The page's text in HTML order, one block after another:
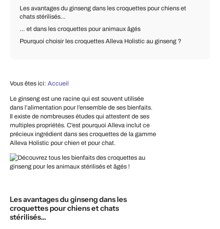
Les avantages du ginseng dans les croquettes pour chiens et
chats stérilisés…
… et dans les croquettes pour animaux âgés
Pourquoi choisir les croquettes Alleva Holistic au ginseng ?
Vous êtes ici: Accueil
Le ginseng est une racine qui est souvent utilisée
dans l’alimentation pour l’ensemble de ses bienfaits.
Il existe de nombreuses études qui attestent de ses
multiples propriétés. C’est pourquoi Alleva inclut ce
précieux ingrédient dans ses croquettes de la gamme
Alleva Holistic pour chien et pour chat.
Les avantages du ginseng dans les
croquettes pour chiens et chats
stérilisés…